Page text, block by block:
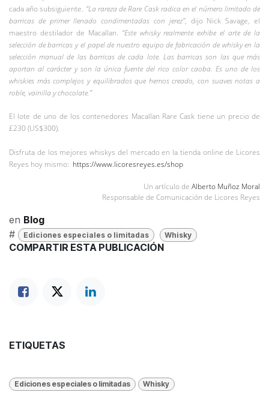
cada año subsiguiente. “La rareza de Rare Cask radica en el número limitado de
barricas de primer llenado condimentadas con jerez”, dijo Nick Savage, el
maestro destilador de Macallan. “Este whisky realmente exhibe el arte de la
selección de barricas y el papel de nuestro equipo de fabricación de whisky en la
selección manual de las barricas de cada lote. Las barricas son las que más
aportan al carácter y son la única fuente del rico color caoba. Es uno de los
whiskies más complejos y equilibrados que hemos creado, con suaves notas a
roble, vainilla y chocolate.”
El lote de uno de los contenedores Macallan Rare Cask tiene un precio de
£230 (US$300).
Disfruta de los mejores whiskys del mercado en la tienda online de Licores
Reyes hoy mismo: https://www.licoresreyes.es/shop
Un artículo de Alberto Muñoz Moral
Responsable de Comunicación de Licores Reyes
en Blog
#
Ediciones especiales o limitadas Whisky
COMPARTIR ESTA PUBLICACIÓN
ETIQUETAS
Ediciones especiales o limitadas Whisky